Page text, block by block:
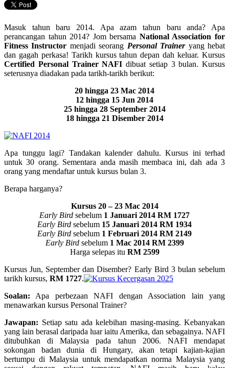
Masuk tahun baru 2014. Apa azam tahun baru anda? Apa
perancangan tahun 2014? Jom bersama National Association for
Fitness Instructor menjadi seorang Personal Traineryang hebat
dan gagah perkasa! Tarikh kursus tahun depan dah keluar. Kursus
Certified Personal Trainer NAFI dibuat setiap 3 bulan. Kursus
seterusnya diadakan pada tarikh-tarikh berikut:
20 hingga 23 Mac 2014
12 hingga 15 Jun 2014
25 hingga 28 September 2014
18 hingga 21 Disember 2014
Apa tunggu lagi? Tandakan kalender dahulu. Kursus ini terhad
untuk 30 orang. Sementara anda masih membaca ini, dah ada 3
orang yang mendaftar untuk kursus bulan 3.
Berapa harganya?
Kursus 20 – 23 Mac 2014
Early Bird sebelum 1 Januari 2014 RM 1727
Early Bird sebelum 15 Januari 2014 RM 1934
Early Bird sebelum 1 Februari 2014 RM 2149
Early Birdsebelum 1 Mac 2014 RM 2399
Harga selepas itu RM 2599
Kursus Jun, September dan Disember? Early Bird 3 bulan sebelum
tarikh kursus, RM 1727.
Soalan: Apa perbezaan NAFI dengan Association lain yang
menawarkan kursus Personal Trainer?
Jawapan: Setiap satu ada kelebihan masing-masing. Kebanyakan
yang lain berasal daripada luar iaitu Amerika, dan sebagainya. NAFI
ditubuhkan di Malaysia pada tahun 2006. NAFI mendapat
sokongan badan dunia di Hungary, akan tetapi kajian-kajian
bertumpu di Malaysia untuk mendapatkan norma Malaysia yang